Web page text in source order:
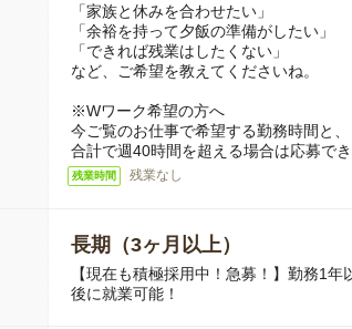
「家族と休みを合わせたい」
「余裕を持って夕飯の準備がしたい」
「できれば残業はしたくない」
など、ご希望を教えてくださいね。
※Wワーク希望の方へ
今ご覧のお仕事で希望する勤務時間と
合計で週40時間を超える場合は応募でき
残業時間 残業なし
長期（3ヶ月以上）
【現在も積極採用中！急募！】勤務1
後に就業可能！